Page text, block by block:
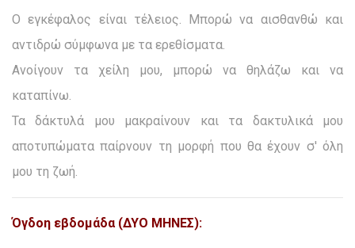
Ο εγκέφαλος είναι τέλειος. Μπορώ να αισθανθώ και
αντιδρώ σύμφωνα με τα ερεθίσματα.
Ανοίγουν τα χείλη μου, μπορώ να θηλάζω και να
καταπίνω.
Τα δάκτυλά μου μακραίνουν και τα δακτυλικά μου
αποτυπώματα παίρνουν τη μορφή που θα έχουν σ' όλη
μου τη ζωή.
Όγδοη εβδομάδα (ΔΥΟ ΜΗΝΕΣ):